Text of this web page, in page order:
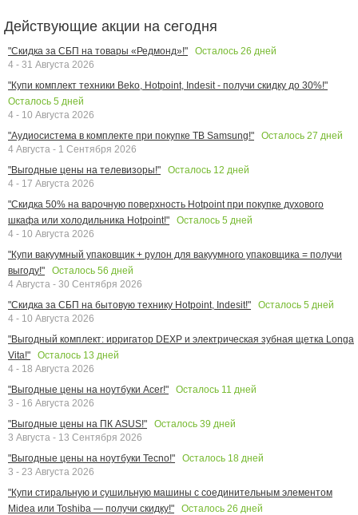
Действующие акции на сегодня
"Скидка за СБП на товары «Редмонд»!" Осталось 26 дней
4 - 31 Августа 2026
"Купи комплект техники Beko, Hotpoint, Indesit - получи скидку до 30%!"
Осталось 5 дней
4 - 10 Августа 2026
"Аудиосистема в комплекте при покупке ТВ Samsung!"
Осталось 27 дней
4 Августа - 1 Сентября 2026
"Выгодные цены на телевизоры!"
Осталось 12 дней
4 - 17 Августа 2026
"Скидка 50% на варочную поверхность Hotpoint при покупке духового
шкафа или холодильника Hotpoint!"
Осталось 5 дней
4 - 10 Августа 2026
"Купи вакуумный упаковщик + рулон для вакуумного упаковщика = получи
выгоду!"
Осталось 56 дней
4 Августа - 30 Сентября 2026
"Скидка за СБП на бытовую технику Hotpoint, Indesit!"
Осталось 5 дней
4 - 10 Августа 2026
"Выгодный комплект: ирригатор DEXP и электрическая зубная щетка Longa
Vita!"
Осталось 13 дней
4 - 18 Августа 2026
"Выгодные цены на ноутбуки Acer!"
Осталось 11 дней
3 - 16 Августа 2026
"Выгодные цены на ПК ASUS!"
Осталось 39 дней
3 Августа - 13 Сентября 2026
"Выгодные цены на ноутбуки Tecno!"
Осталось 18 дней
3 - 23 Августа 2026
"Купи стиральную и сушильную машины с соединительным элементом
Midea или Toshiba — получи скидку!"
Осталось 26 дней